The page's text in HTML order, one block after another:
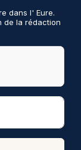
dans l' Eure.
de la rédaction